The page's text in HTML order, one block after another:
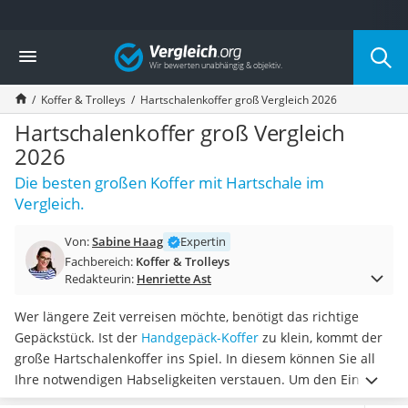
Die beliebtesten Vergleiche nach Kategorie
Freizeit & Sport
Gartentrampolin
Trampolin
Metalldetektor
Eufab-Fahrradträger
Trampolin 366 cm
Fahrradschloss
Aluminium-Koffer
Air Bike
E-Bike-Dreirad
Trekkingschuhe Herren
Reisetasche mit Rollen
Klimmzugstation
Koffer
Nachtsichtgerät
Faltschloss
Vergleich
Koffer & Trolleys Hartschalenkoffer groß Vergleich 2026
Hartschalenkoffer groß Vergleich
2026
Die besten großen Koffer mit Hartschale im
Vergleich.
Von:Sabine Haag
Expertin
Fachbereich: Koffer & Trolleys
Redakteurin: Henriette Ast
Wer längere Zeit verreisen möchte, benötigt das richtige
Gepäckstück. Ist der Handgepäck-Koffer zu klein, kommt der
große Hartschalenkoffer ins Spiel. In diesem können Sie all
Ihre notwendigen Habseligkeiten verstauen. Um den Einsatz
so angenehm wie möglich zu gestalten, empfehlen diverse